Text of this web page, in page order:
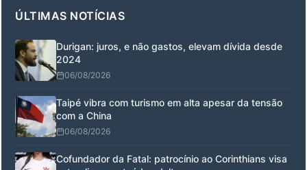
ÚLTIMAS NOTÍCIAS
Durigan: juros, e não gastos, elevam dívida desde
2024
06/08/2026
Taipé vibra com turismo em alta apesar da tensão
com a China
06/08/2026
Cofundador da Fatal: patrocínio ao Corinthians visa